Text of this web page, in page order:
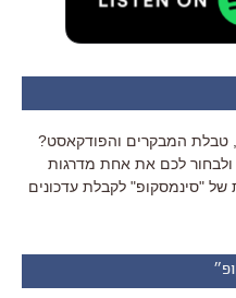
טבלת המבקרים והפודקאסט?
ולבחור לכם את אחת מדרגות
של "סינמסקופ" לקבלת עדכונים